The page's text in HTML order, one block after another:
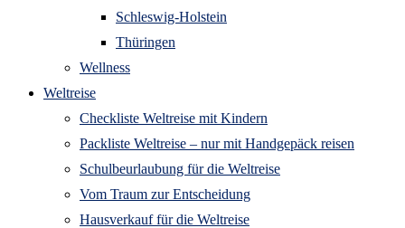
Schleswig-Holstein
Thüringen
Wellness
Weltreise
Checkliste Weltreise mit Kindern
Packliste Weltreise – nur mit Handgepäck reisen
Schulbeurlaubung für die Weltreise
Vom Traum zur Entscheidung
Hausverkauf für die Weltreise